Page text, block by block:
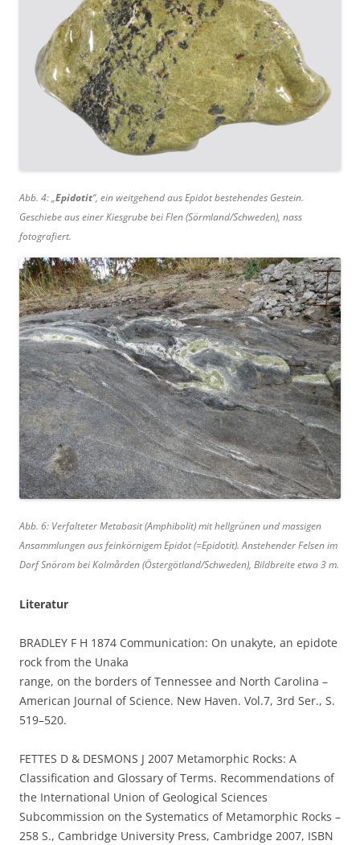
Abb. 4: „Epidotit“, ein weitgehend aus Epidot bestehendes Gestein.
Geschiebe aus einer Kiesgrube bei Flen (Sörmland/Schweden), nass
fotografiert.
Abb. 6: Verfalteter Metabasit (Amphibolit) mit hellgrünen und massigen
Ansammlungen aus feinkörnigem Epidot (=Epidotit). Anstehender Felsen im
Dorf Snörom bei Kolmården (Östergötland/Schweden), Bildbreite etwa 3 m.
Literatur
BRADLEY F H 1874 Communication: On unakyte, an epidote
rock from the Unaka
range, on the borders of Tennessee and North Carolina –
American Journal of Science. New Haven. Vol.7, 3rd Ser., S.
519–520.
FETTES D & DESMONS J 2007 Metamorphic Rocks: A
Classification and Glossary of Terms. Recommendations of
the International Union of Geological Sciences
Subcommission on the Systematics of Metamorphic Rocks –
258 S., Cambridge University Press, Cambridge 2007, ISBN